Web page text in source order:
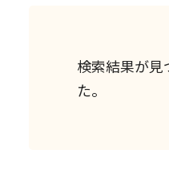
検索結果が見
た。